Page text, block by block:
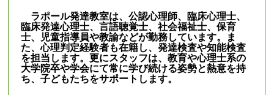
ラポール発達教室は、公認心理師、臨床心理士、
臨床発達心理士、言語聴覚士、社会福祉士、保育
士、児童指導員や教諭などが勤務しています。ま
た、心理判定経験者も在籍し、発達検査や知能検査
を担当します。更にスタッフは、教育や心理士系の
大学院卒や学会にて常に学び続ける姿勢と熱意を持
ち、子どもたちをサポートします。